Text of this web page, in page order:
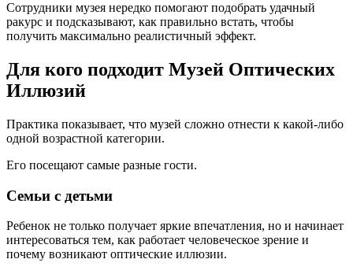
Сотрудники музея нередко помогают подобрать удачный
ракурс и подсказывают, как правильно встать, чтобы
получить максимально реалистичный эффект.
Для кого подходит Музей Оптических
Иллюзий
Практика показывает, что музей сложно отнести к какой-либо
одной возрастной категории.
Его посещают самые разные гости.
Семьи с детьми
Ребенок не только получает яркие впечатления, но и начинает
интересоваться тем, как работает человеческое зрение и
почему возникают оптические иллюзии.